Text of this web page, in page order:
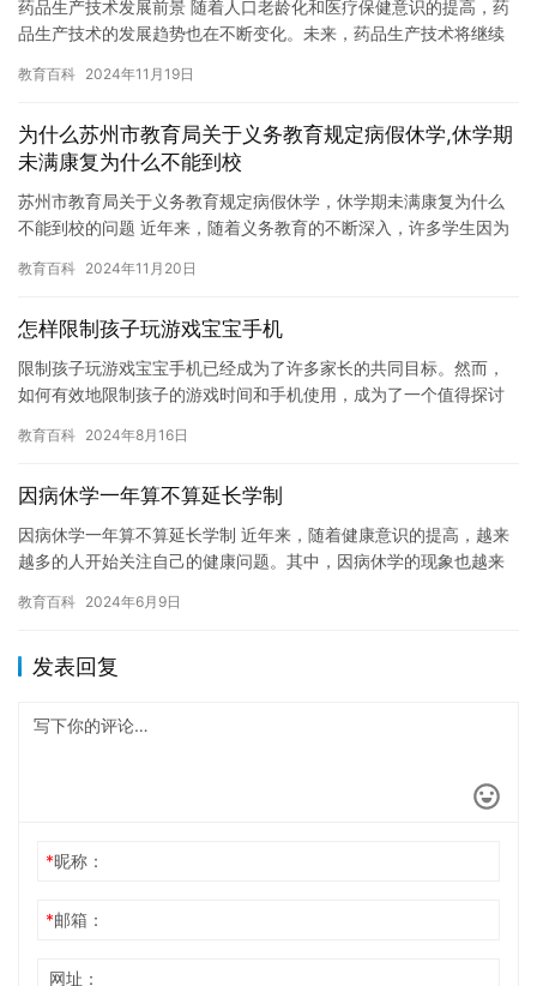
药品生产技术发展前景 随着人口老龄化和医疗保健意识的提高，药
品生产技术的发展趋势也在不断变化。未来，药品生产技术将继续
一…
教育百科 2024年11月19日
为什么苏州市教育局关于义务教育规定病假休学,休学期
未满康复为什么不能到校
苏州市教育局关于义务教育规定病假休学，休学期未满康复为什么
不能到校的问题 近年来，随着义务教育的不断深入，许多学生因为
课。这…
教育百科 2024年11月20日
怎样限制孩子玩游戏宝宝手机
限制孩子玩游戏宝宝手机已经成为了许多家长的共同目标。然而，
如何有效地限制孩子的游戏时间和手机使用，成为了一个值得探讨
手机使…
教育百科 2024年8月16日
因病休学一年算不算延长学制
因病休学一年算不算延长学制 近年来，随着健康意识的提高，越来
越多的人开始关注自己的健康问题。其中，因病休学的现象也越来
法律…
教育百科 2024年6月9日
发表回复
*昵称：
*邮箱：
网址：